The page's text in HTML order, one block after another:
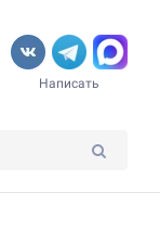
Написать